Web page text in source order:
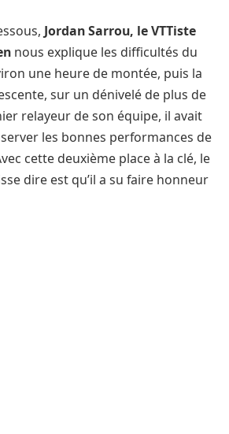
Jordan Sarrou, le VTTiste
nous explique les difficultés du
une heure de montée, puis la
sur un dénivelé de plus de
relayeur de son équipe, il avait
les bonnes performances de
cette deuxième place à la clé, le
dire est qu’il a su faire honneur